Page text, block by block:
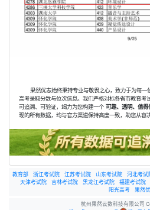
果然优志始终秉持专业与敬畏之心，致力于为每一
高考录取分数与位次信息。我们严格对标各省市教育考
可追溯、可验证，竭力为您构建一个 可靠、透明、值得
现的所有数据，均与官方渠道保持高度一致，助您从容
教育部 浙江考试院 江苏考试院 山东考试院 河北考试
天津考试院
吉林考试院 黑龙江考试院 福建考试院
阳光高考
果然
杭州果然云数科技有限公司